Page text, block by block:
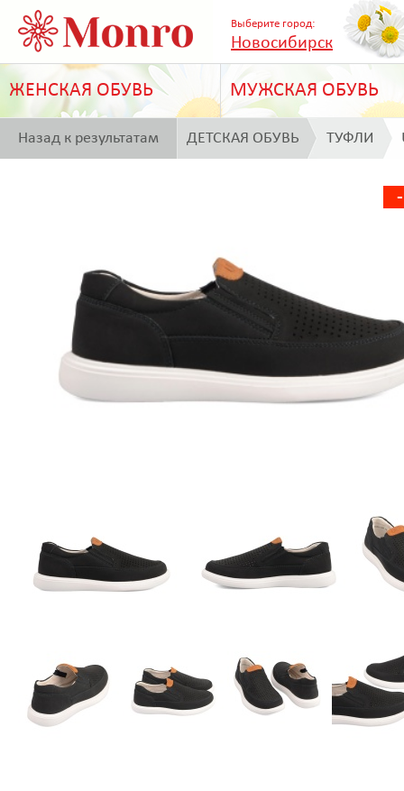
Выберите город:
Новосибирск
ЖЕНСКАЯ ОБУВЬ МУЖСКАЯ ОБУВЬ
Назад к результатам ДЕТСКАЯ ОБУВЬ ТУФЛИ